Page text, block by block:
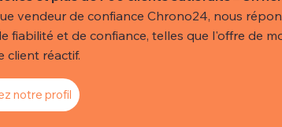
vendeur de confiance Chrono24, nous
fiabilité et de confiance, telles que l'offre de
client réactif.
notre profil